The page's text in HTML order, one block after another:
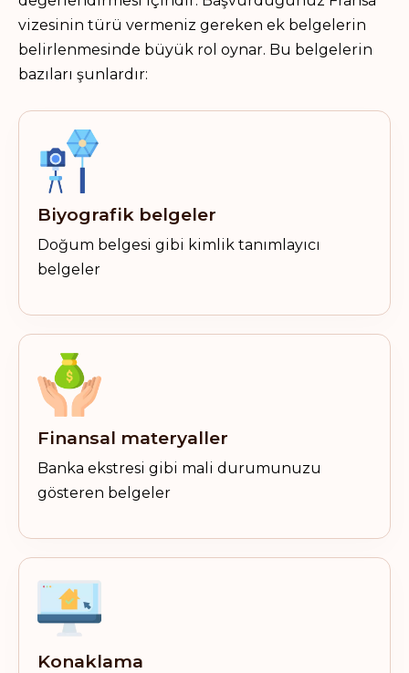
vizesinin türü vermeniz gereken ek belgelerin
belirlenmesinde büyük rol oynar. Bu belgelerin
bazıları şunlardır:
Biyografik belgeler
Doğum belgesi gibi kimlik tanımlayıcı
belgeler
Finansal materyaller
Banka ekstresi gibi mali durumunuzu
gösteren belgeler
Konaklama